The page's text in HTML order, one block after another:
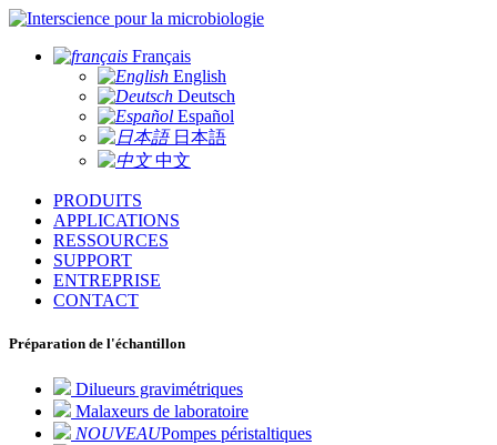
pour la microbiologie
Français
English
Deutsch
Español
日本語
中文
PRODUITS
APPLICATIONS
RESSOURCES
SUPPORT
ENTREPRISE
CONTACT
Préparation de l'échantillon
Dilueurs gravimétriques
Malaxeurs de laboratoire
NOUVEAUPompes péristaltiques